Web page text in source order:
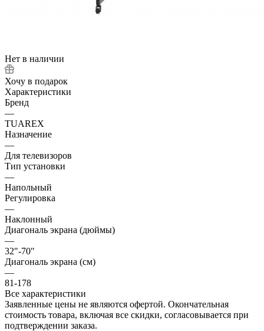
Нет в наличии
Хочу в подарок
Характеристики
Бренд
—
TUAREX
Назначение
—
Для телевизоров
Тип установки
—
Напольный
Регулировка
—
Наклонный
Диагональ экрана (дюймы)
—
32"-70"
Диагональ экрана (см)
—
81-178
Все характеристики
Заявленные цены не являются офертой. Окончательная
стоимость товара, включая все скидки, согласовывается при
подтверждении заказа.